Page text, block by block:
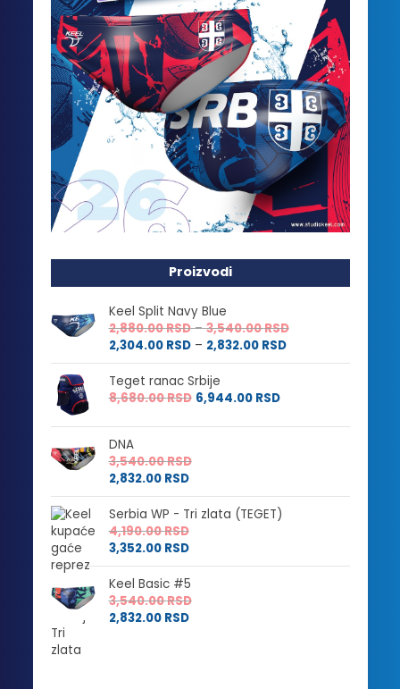
Proizvodi
Keel Split Navy Blue
2,880.00RSD – 3,540.00RSDRaspon
od
2,304.00 RSD – 2,832.00 RSDRaspon
cena:
2,832.00 RSD
Teget ranac Srbije
8,680.00RSD 6,944.00 RSD
DNA
3,540.00RSD
2,832.00 RSD
Serbia WP - Tri zlata (TEGET)
4,190.00RSD
3,352.00 RSD
Keel Basic #5
3,540.00RSD
2,832.00 RSD